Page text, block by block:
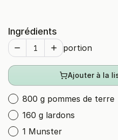
Ingrédients
portion
Ajouter à la
800 g pommes de terre
160 g lardons
1 Munster